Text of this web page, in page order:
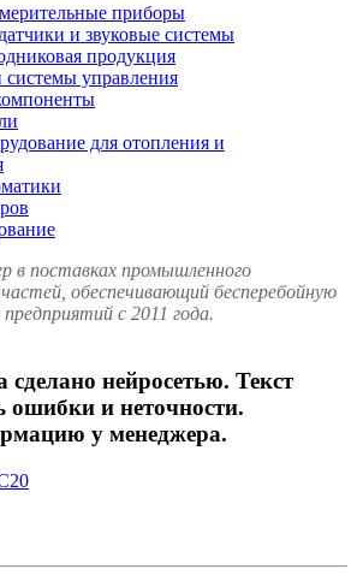
приборы
и звуковые системы
продукция
управления
для отопления и
в поставках промышленного
обеспечивающий бесперебойную
с 2011 года.
сделано нейросетью. Текст
ошибки и неточности.
у менеджера.